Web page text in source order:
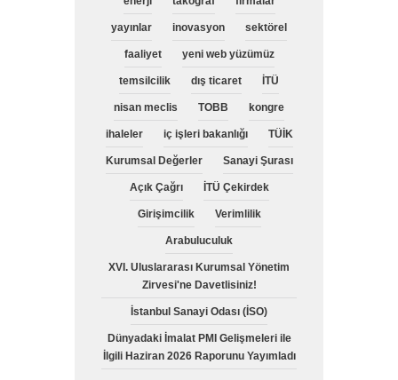
yayınlar inovasyon sektörel
faaliyet yeni web yüzümüz
temsilcilik dış ticaret İTÜ
nisan meclis TOBB kongre
ihaleler iç işleri bakanlığı TÜİK
Kurumsal Değerler Sanayi Şurası
Açık Çağrı İTÜ Çekirdek
Girişimcilik Verimlilik
Arabuluculuk
XVI. Uluslararası Kurumsal Yönetim
Zirvesi'ne Davetlisiniz!
İstanbul Sanayi Odası (İSO)
Dünyadaki İmalat PMI Gelişmeleri ile
İlgili Haziran 2026 Raporunu Yayımladı